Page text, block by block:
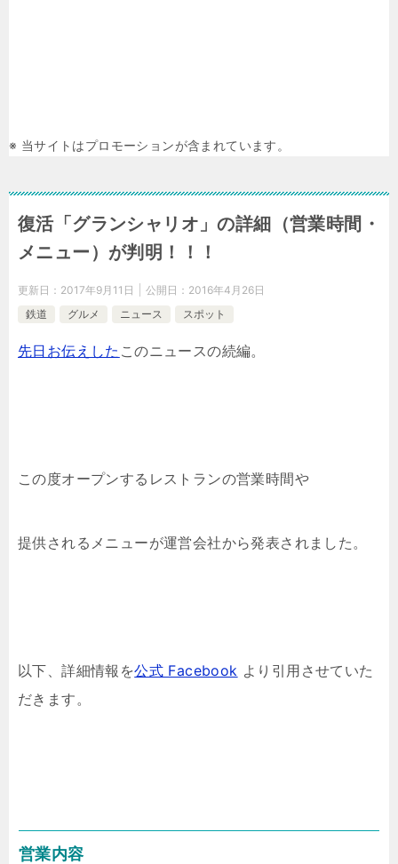
※ 当サイトはプロモーションが含まれています。
復活「グランシャリオ」の詳細（営業時間・
メニュー）が判明！！！
更新日： 2017年9月11日 公開日： 2016年4月26日
鉄道
グルメ ニュース スポット
先日お伝えした このニュースの続編。
この度オープンするレストランの営業時間や
提供されるメニューが運営会社から発表されました。
以下、詳細情報を公式 Facebook より引用させていた
だきます。
営業内容